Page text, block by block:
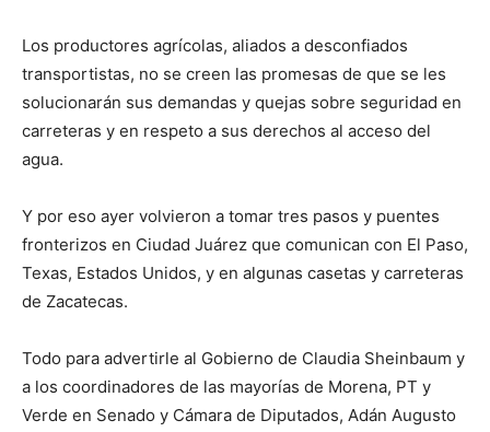
Los productores agrícolas, aliados a desconfiados
transportistas, no se creen las promesas de que se les
solucionarán sus demandas y quejas sobre seguridad en
carreteras y en respeto a sus derechos al acceso del
agua.
Y por eso ayer volvieron a tomar tres pasos y puentes
fronterizos en Ciudad Juárez que comunican con El Paso,
Texas, Estados Unidos, y en algunas casetas y carreteras
de Zacatecas.
Todo para advertirle al Gobierno de Claudia Sheinbaum y
a los coordinadores de las mayorías de Morena, PT y
Verde en Senado y Cámara de Diputados, Adán Augusto